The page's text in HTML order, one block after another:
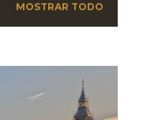
MOSTRAR TODO